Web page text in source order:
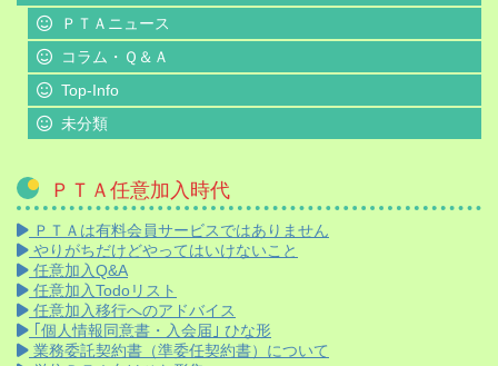
ＰＴＡニュース
コラム・Ｑ＆Ａ
Top-Info
未分類
ＰＴＡ任意加入時代
ＰＴＡは有料会員サービスではありません
やりがちだけどやってはいけないこと
任意加入Q&A
任意加入Todoリスト
任意加入移行へのアドバイス
｢個人情報同意書・入会届｣ ひな形
業務委託契約書（準委任契約書）について